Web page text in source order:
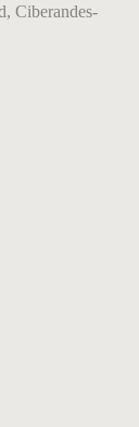
Ciberandes-